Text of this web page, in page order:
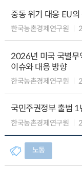
중동 위기 대응 EU
한국농촌경제연구원
2026년 미국 국별무
이슈와 대응 방향
한국농촌경제연구원
국민주권정부 출범 1
한국농촌경제연구원
노동